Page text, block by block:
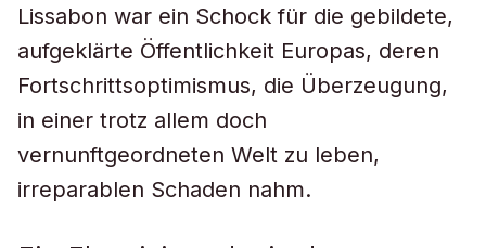
Lissabon war ein Schock für die gebildete,
aufgeklärte Öffentlichkeit Europas, deren
Fortschrittsoptimismus, die Überzeugung,
in einer trotz allem doch
vernunftgeordneten Welt zu leben,
irreparablen Schaden nahm.